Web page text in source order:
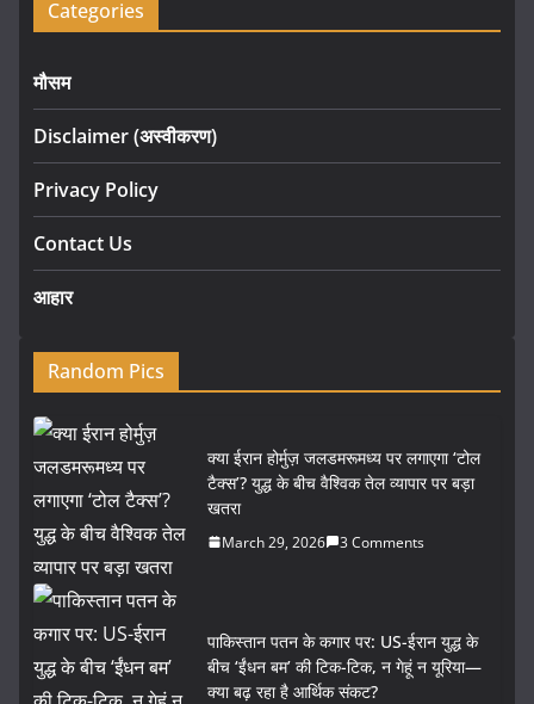
Categories
मौसम
Disclaimer (अस्वीकरण)
Privacy Policy
Contact Us
आहार
Random Pics
क्या ईरान होर्मुज़ जलडमरूमध्य पर लगाएगा ‘टोल
टैक्स’? युद्ध के बीच वैश्विक तेल व्यापार पर बड़ा
खतरा
March 29, 2026 3 Comments
पाकिस्तान पतन के कगार पर: US-ईरान युद्ध के
बीच ‘ईंधन बम’ की टिक-टिक, न गेहूं न यूरिया—
क्या बढ़ रहा है आर्थिक संकट?